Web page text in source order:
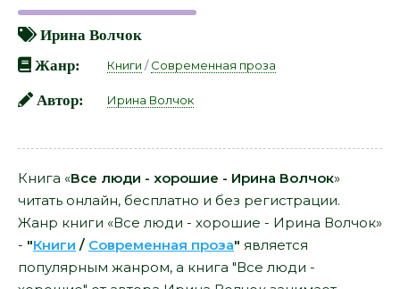
Ирина Волчок
Жанр:
Книги /Современная проза
Автор: Ирина Волчок
Книга «Все люди - хорошие - Ирина Волчок»
читать онлайн, бесплатно и без регистрации.
Жанр книги «Все люди - хорошие - Ирина Волчок»
- "Книги / Современная проза" является
популярным жанром, а книга "Все люди -